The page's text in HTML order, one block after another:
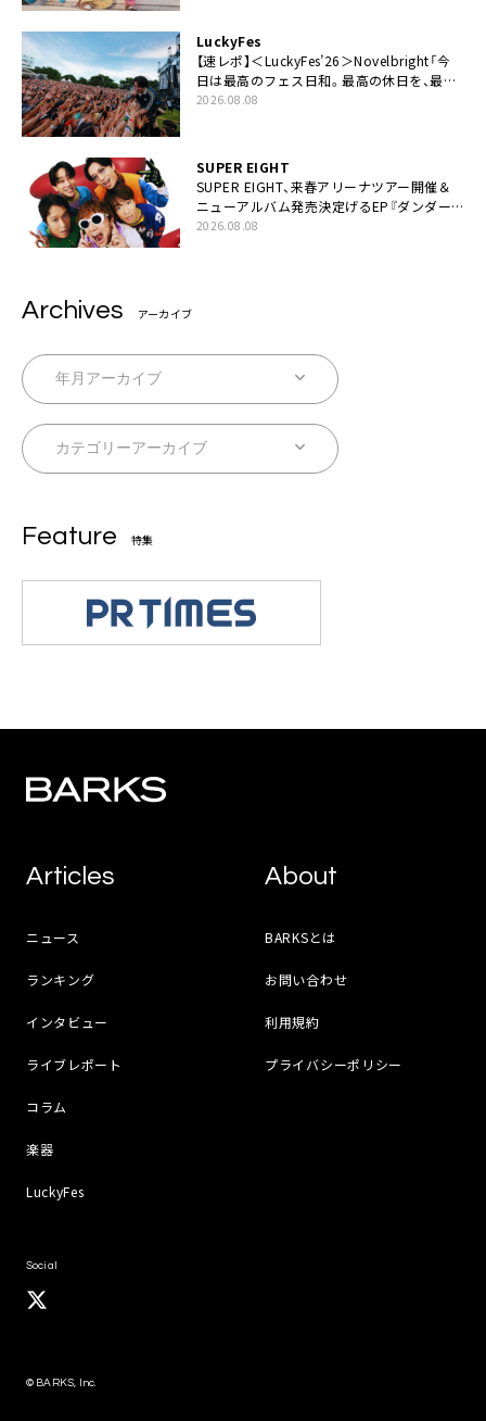
LuckyFes
【速レポ】＜LuckyFes’26＞Novelbright「今
日は最高のフェス日和。最高の休日を、最高
の夏休みを作っていきたい」
2026.08.08
SUPER EIGHT
SUPER EIGHT、来春アリーナツアー開催＆
ニューアルバム発売決定げるEP『ダンダー
ラ』本日リリース
2026.08.08
Archives アーカイブ
Feature 特集
Articles
ニュース
ランキング
インタビュー
ライブレポート
コラム
楽器
LuckyFes
About
BARKSとは
お問い合わせ
利用規約
プライバシーポリシー
Social
© BARKS, Inc.